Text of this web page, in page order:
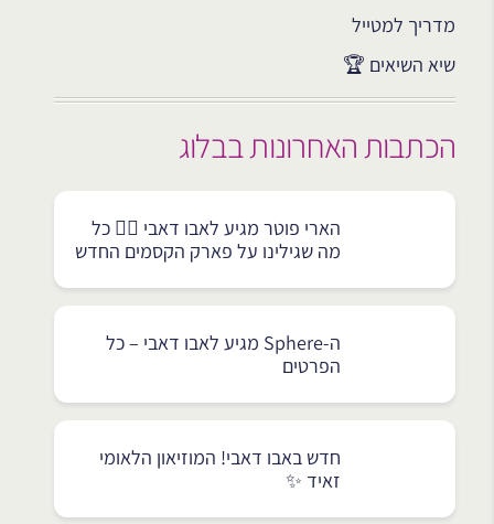
מדריך למטייל
שיא השיאים 🏆
הכתבות האחרונות בבלוג
הארי פוטר מגיע לאבו דאבי 🧙‍♂️ כל
מה שגילינו על פארק הקסמים החדש
ה-Sphere מגיע לאבו דאבי – כל
הפרטים
חדש באבו דאבי! המוזיאון הלאומי
זאיד ✨